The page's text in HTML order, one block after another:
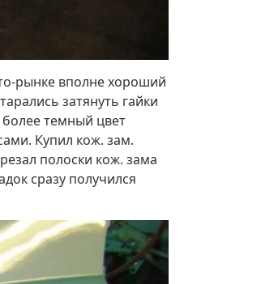
рынке вполне хороший
затянуть гайки
темный цвет
Купил кож. зам.
полоски кож. зама
сразу получился